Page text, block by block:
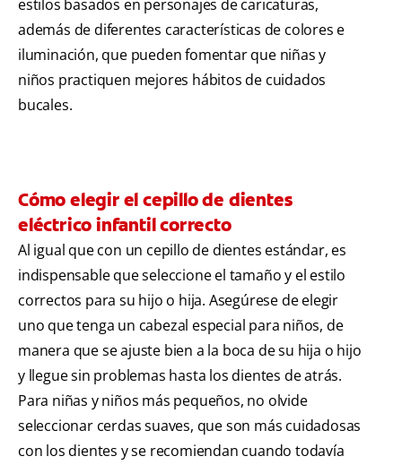
estilos basados en personajes de caricaturas,
además de diferentes características de colores e
iluminación, que pueden fomentar que niñas y
niños practiquen mejores hábitos de cuidados
bucales.
Cómo elegir el cepillo de dientes
eléctrico infantil correcto
Al igual que con un cepillo de dientes estándar, es
indispensable que seleccione el tamaño y el estilo
correctos para su hijo o hija. Asegúrese de elegir
uno que tenga un cabezal especial para niños, de
manera que se ajuste bien a la boca de su hija o hijo
y llegue sin problemas hasta los dientes de atrás.
Para niñas y niños más pequeños, no olvide
seleccionar cerdas suaves, que son más cuidadosas
con los dientes y se recomiendan cuando todavía